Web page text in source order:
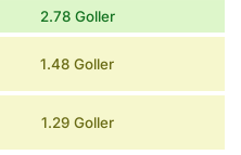
2.78 Goller
1.48 Goller
1.29 Goller